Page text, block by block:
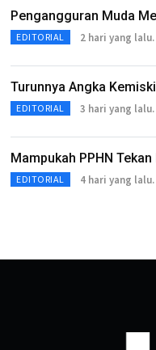
Pengangguran Muda
EDITORIAL 2 hari yang lalu.
Turunnya Angka
EDITORIAL 3 hari yang lalu.
Mampukah PPHN
EDITORIAL 4 hari yang lalu.